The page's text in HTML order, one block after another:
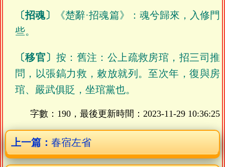
〔招魂〕
《楚辭·招魂篇》：魂兮歸來，入修門
些。
〔移官〕 按：舊注：公上疏救房琯，招三司推
問，以張鎬力救，敕放就列。至次年，復與房
琯、嚴武俱貶，坐琯黨也。
字數：190，最後更新時間： 2023-11-29 10:36:25
上一篇： 春宿左省